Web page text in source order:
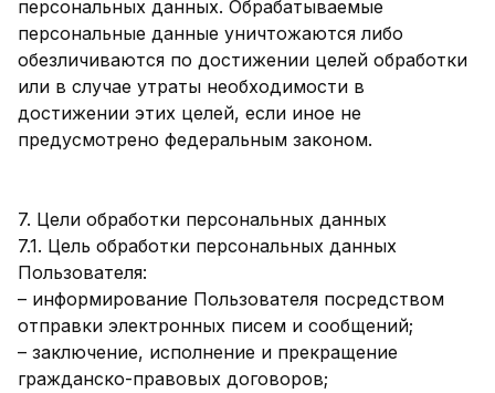
персональных данных. Обрабатываемые
персональные данные уничтожаются либо
обезличиваются по достижении целей обработки
или в случае утраты необходимости в
достижении этих целей, если иное не
предусмотрено федеральным законом.
7. Цели обработки персональных данных
7.1. Цель обработки персональных данных
Пользователя:
– информирование Пользователя посредством
отправки электронных писем и сообщений;
– заключение, исполнение и прекращение
гражданско-правовых договоров;